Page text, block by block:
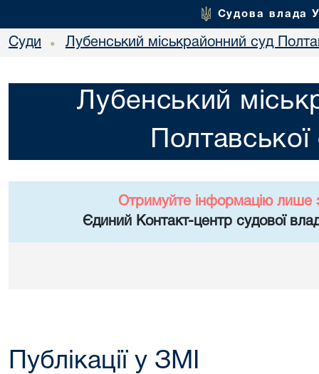
Судова влада
Суди • Лубенський міськрайонний суд
Лубенський
Полтавської
Отримуйте інформацію лише
Єдиний Контакт-центр судової
Публікації у ЗМІ